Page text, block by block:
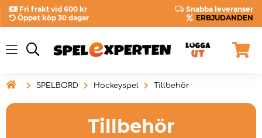
Fri frakt vid 600 kr
Snabba leveranser
Öppet köp 30 dagar
ERBJUDANDEN
 SPELBORD Hockeyspel Tillbehör
Tillbehör